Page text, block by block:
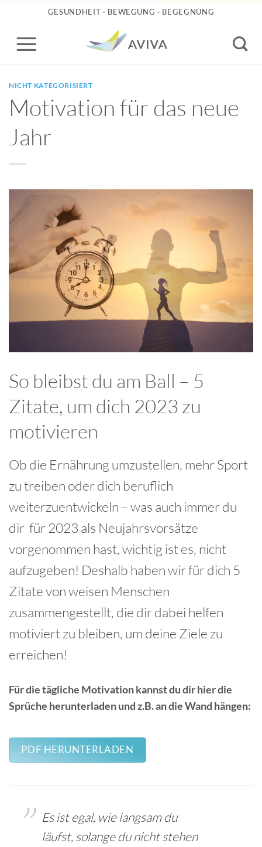
springen
GESUNDHEIT · BEWEGUNG · BEGEGNUNG
NICHT KATEGORISIERT
Motivation für das neue
Jahr
So bleibst du am Ball – 5
Zitate, um dich 2023 zu
motivieren
Ob die Ernährung umzustellen, mehr Sport
zu treiben oder dich beruflich
weiterzuentwickeln – was auch immer du
dir für 2023 als Neujahrsvorsätze
vorgenommen hast, wichtig ist es, nicht
aufzugeben! Deshalb haben wir für dich 5
Zitate von weisen Menschen
zusammengestellt, die dir dabei helfen
motiviert zu bleiben, um deine Ziele zu
erreichen!
Für die tägliche Motivation kannst du dir hier die
Sprüche herunterladen und z.B. an die Wand hängen:
PDF HERUNTERLADEN
Es ist egal, wie langsam du
läufst, solange du nicht stehen